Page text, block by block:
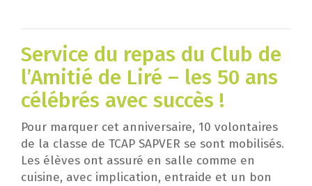
Service du repas du Club de
l’Amitié de Liré – les 50 ans
célébrés avec succès !
Pour marquer cet anniversaire, 10 volontaires
de la classe de TCAP SAPVER se sont mobilisés.
Les élèves ont assuré en salle comme en
cuisine, avec implication, entraide et un bon